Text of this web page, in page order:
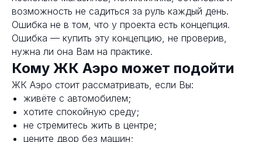
возможность не садиться за руль каждый день.
Ошибка не в том, что у проекта есть концепция.
Ошибка — купить эту концепцию, не проверив,
нужна ли она Вам на практике.
Кому ЖК Аэро может подойти
ЖК Аэро стоит рассматривать, если Вы:
живёте с автомобилем;
хотите спокойную среду;
не стремитесь жить в центре;
цените двор без машин;